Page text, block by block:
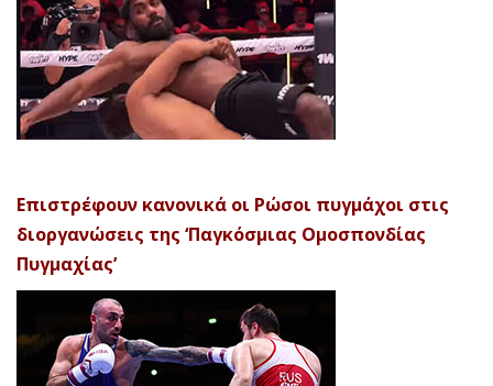
Επιστρέφουν κανονικά οι Ρώσοι πυγμάχοι στις
διοργανώσεις της ‘Παγκόσμιας Ομοσπονδίας
Πυγμαχίας’